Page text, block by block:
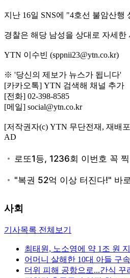
지난 16일 SNS에 "4호선 불암산
경찰은 해당 남성을 상대로 자세
YTN 이수빈 (sppnii23@ytn.co.kr)
※ '당신의 제보가 뉴스가 됩니다'
[카카오톡] YTN 검색해 채널 추가
[전화] 02-398-8585
[메일] social@ytn.co.kr
[저작권자(c) YTN 무단전재, 재배
AD
사회
기사목록 전체보기
최태원, 노소영에 약 1조 원
어머니 살해한 10대 아들 구
더위 피해 공항으로...간식